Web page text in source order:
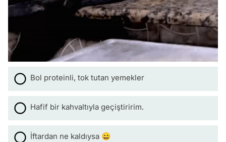
Bol proteinli, tok tutan yemekler
Hafif bir kahvaltıyla geçiştiririm.
İftardan ne kaldıysa 😄